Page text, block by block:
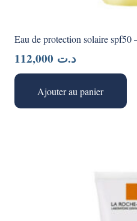
Eau de protection solaire
د.ت
Ajouter au panier